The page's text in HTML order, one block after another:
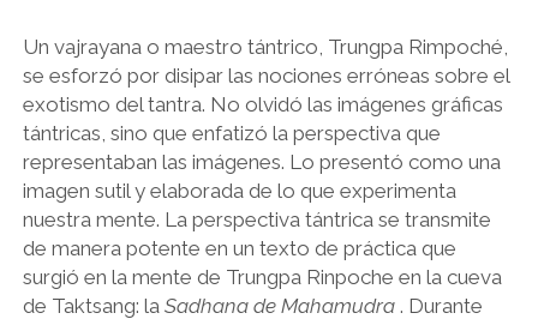
Un vajrayana o maestro tántrico, Trungpa Rimpoché,
se esforzó por disipar las nociones erróneas sobre el
exotismo del tantra. No olvidó las imágenes gráficas
tántricas, sino que enfatizó la perspectiva que
representaban las imágenes. Lo presentó como una
imagen sutil y elaborada de lo que experimenta
nuestra mente. La perspectiva tántrica se transmite
de manera potente en un texto de práctica que
surgió en la mente de Trungpa Rinpoche en la cueva
de Taktsang: la Sadhana de Mahamudra. Durante